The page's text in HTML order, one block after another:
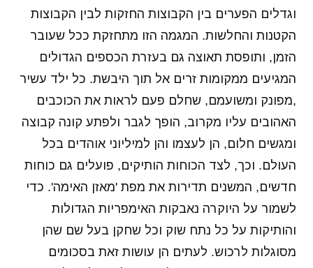
וגדלים הפערים בין הקבוצות החזקות לבין הקבוצות
הקטנות והחלשות. המגמה הזו מתחזקת ככל שעובר
הזמן, ותופסת תאוצה גם בעזרת הכספים הגדולים
המגיעים ממקומות זרים אל תוך היבשת. כל ילד עשיר
,מפונק ומשועמם, שחלם פעם לראות את הכוכבים
האהובים עליו מקרוב, הופך לגבר ולפתע קונה קבוצה
ומגשים חלום, הן לעצמו והן למיליוני אוהדים בכל
העולם. וכך, לצד הכוחות הותיקים, פועלים גם כוחות
חדשים, המשנים תדירות את מפת 'מאזן האימה'. כדי
לשמור על היוקרה נאבקות האימפריות הגדולות
והותיקות על כל נתח שוק וכל שחקן בעל שם שהן
מסוגלות לרכוש. לעתים הן עושות זאת בסכומים